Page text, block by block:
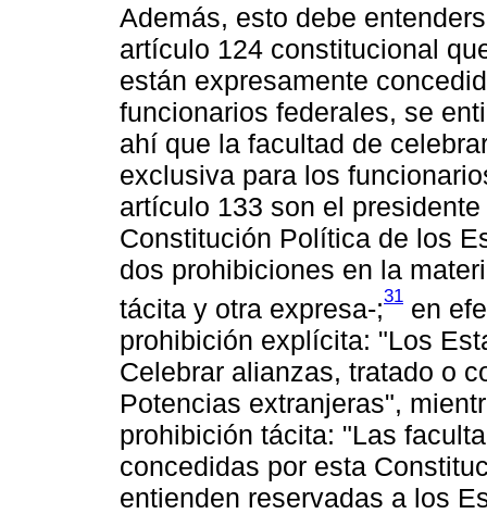
Además, esto debe
artículo 124 constitucional
están expresamente
funcionarios federales, se
ahí que la facultad de
exclusiva para los
artículo 133 son el
Constitución Política de los
dos prohibiciones en la
tácita y otra expresa-;31 en
prohibición explícita: "Los
Celebrar alianzas, tratado o
Potencias extranjeras",
prohibición tácita: "Las
concedidas por esta
entienden reservadas a los